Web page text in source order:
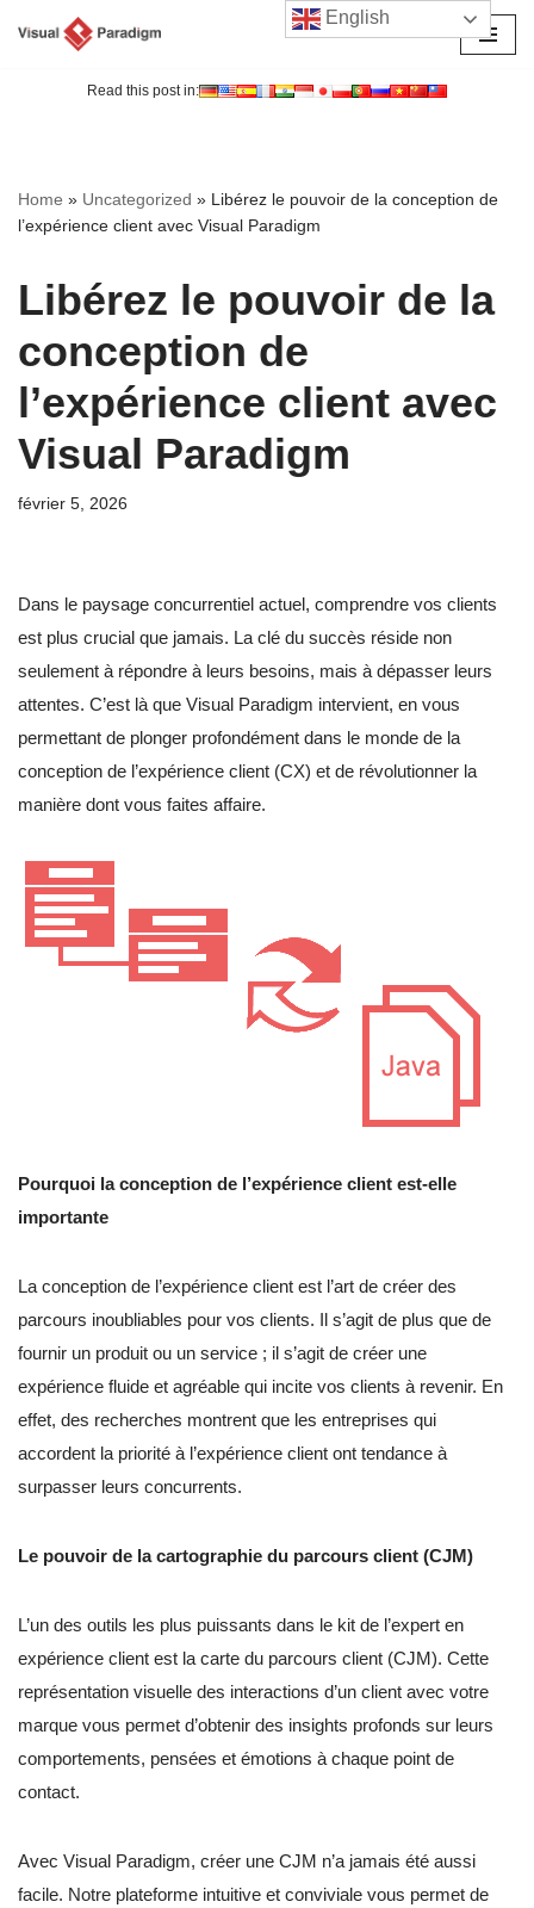
Read this post in:
Home » Uncategorized » Libérez le pouvoir de la conception de
l’expérience client avec Visual Paradigm
Libérez le pouvoir de la
conception de
l’expérience client avec
Visual Paradigm
février 5, 2026
Dans le paysage concurrentiel actuel, comprendre vos clients
est plus crucial que jamais. La clé du succès réside non
seulement à répondre à leurs besoins, mais à dépasser leurs
attentes. C’est là que Visual Paradigm intervient, en vous
permettant de plonger profondément dans le monde de la
conception de l’expérience client (CX) et de révolutionner la
manière dont vous faites affaire.
Pourquoi la conception de l’expérience client est-elle
importante
La conception de l’expérience client est l’art de créer des
parcours inoubliables pour vos clients. Il s’agit de plus que de
fournir un produit ou un service ; il s’agit de créer une
expérience fluide et agréable qui incite vos clients à revenir. En
effet, des recherches montrent que les entreprises qui
accordent la priorité à l’expérience client ont tendance à
surpasser leurs concurrents.
Le pouvoir de la cartographie du parcours client (CJM)
L’un des outils les plus puissants dans le kit de l’expert en
expérience client est la carte du parcours client (CJM). Cette
représentation visuelle des interactions d’un client avec votre
marque vous permet d’obtenir des insights profonds sur leurs
comportements, pensées et émotions à chaque point de
contact.
Avec Visual Paradigm, créer une CJM n’a jamais été aussi
facile. Notre plateforme intuitive et conviviale vous permet de
English